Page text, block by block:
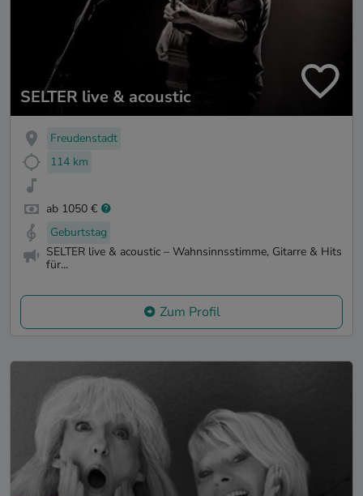
SELTER live & acoustic
Freudenstadt
114 km
ab 1050 €
Geburtstag
SELTER live & acoustic – Wahnsinnsstimme, Gitarre & Hits
für...
Zum Profil